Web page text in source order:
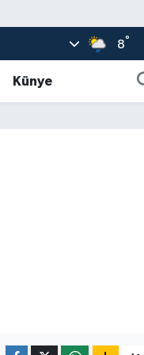
8°
Künye